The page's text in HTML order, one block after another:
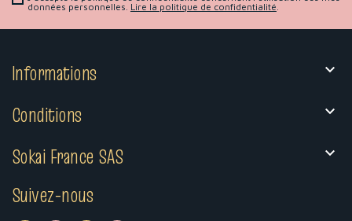
données personnelles. Lire la politique de confidentialité.
Informations 
Conditions 
Sokai France SAS 
Suivez-nous